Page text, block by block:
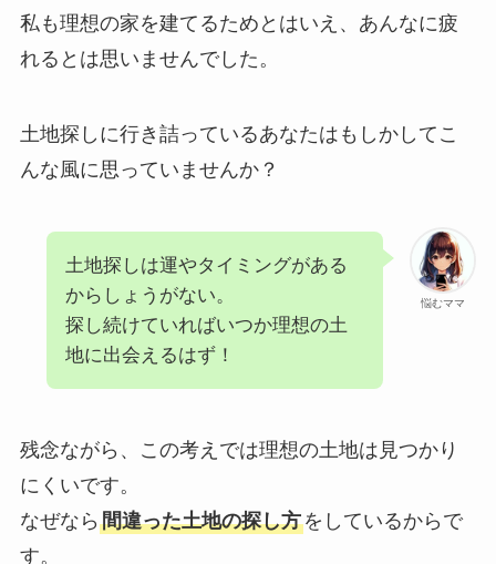
私も理想の家を建てるためとはいえ、あんなに疲
れるとは思いませんでした。
土地探しに行き詰っているあなたはもしかしてこ
んな風に思っていませんか？
悩むママ
土地探しは運やタイミングがある
からしょうがない。
探し続けていればいつか理想の土
地に出会えるはず！
残念ながら、この考えでは理想の土地は見つかり
にくいです。
なぜなら 間違った土地の探し方をしているからで
す。